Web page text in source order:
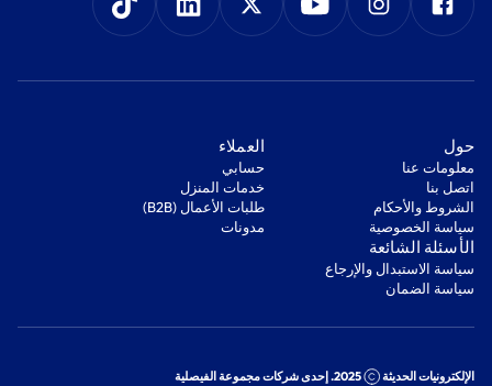
‫حول‬
معلومات عنا
اتصل بنا
‫الشروط والأحكام‬
‫سياسة الخصوصية‬
‫العملاء‬
‫حسابي‬
‫خدمات المنزل‬
‫طلبات الأعمال (B2B)‬
مدونات
‫الأسئلة الشائعة‬
‫سياسة الاستبدال والإرجاع‬
‫سياسة الضمان‬
الإلكترونيات الحديثة 2025. إحدى شركات مجموعة الفيصلية